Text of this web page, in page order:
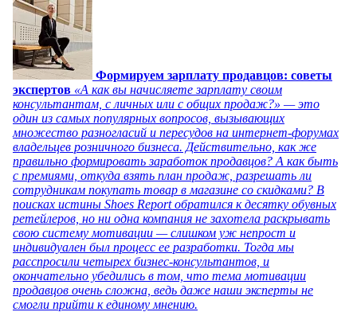
Формируем зарплату продавцов: советы
экспертов «А как вы начисляете зарплату своим
консультантам, с личных или с общих продаж?» — это
один из самых популярных вопросов, вызывающих
множество разногласий и пересудов на интернет-форумах
владельцев розничного бизнеса. Действительно, как же
правильно формировать заработок продавцов? А как быть
с премиями, откуда взять план продаж, разрешать ли
сотрудникам покупать товар в магазине со скидками? В
поисках истины Shoes Report обратился к десятку обувных
ретейлеров, но ни одна компания не захотела раскрывать
свою систему мотивации — слишком уж непрост и
индивидуален был процесс ее разработки. Тогда мы
расспросили четырех бизнес-консультантов, и
окончательно убедились в том, что тема мотивации
продавцов очень сложна, ведь даже наши эксперты не
смогли прийти к единому мнению.